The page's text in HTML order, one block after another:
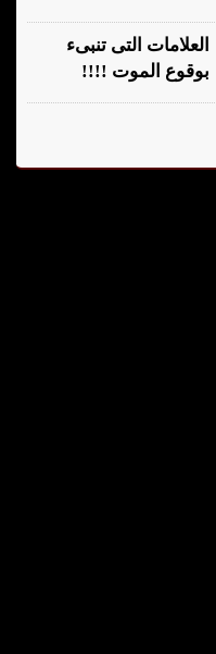
العلامات التى تنبىء
بوقوع الموت !!!!